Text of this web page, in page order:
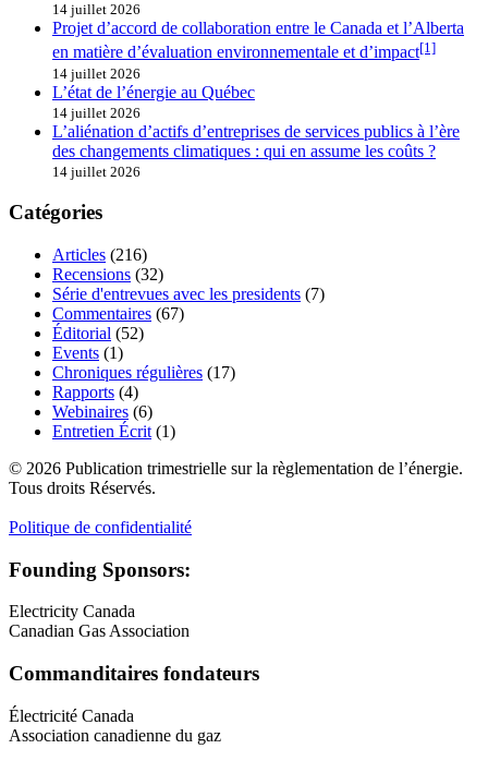
14 juillet 2026
Projet d’accord de collaboration entre le Canada et l’Alberta
en matière d’évaluation environnementale et d’impact[1]
14 juillet 2026
L’état de l’énergie au Québec
14 juillet 2026
L’aliénation d’actifs d’entreprises de services publics à l’ère
des changements climatiques : qui en assume les coûts ?
14 juillet 2026
Catégories
Articles (216)
Recensions (32)
Série d'entrevues avec les presidents (7)
Commentaires (67)
Éditorial (52)
Events (1)
Chroniques régulières (17)
Rapports (4)
Webinaires (6)
Entretien Écrit (1)
© 2026 Publication trimestrielle sur la règlementation de l’énergie.
Tous droits Réservés.
Politique de confidentialité
Founding Sponsors:
Electricity Canada
Canadian Gas Association
Commanditaires fondateurs
Électricité Canada
Association canadienne du gaz